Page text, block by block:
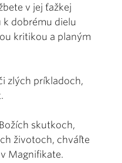
v jej ťažkej
k dobrému dielu
kritikou a planým
zlých príkladoch,
skutkoch,
životoch, chváľte
Magnifikate.